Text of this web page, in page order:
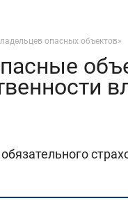
опасных объектов»